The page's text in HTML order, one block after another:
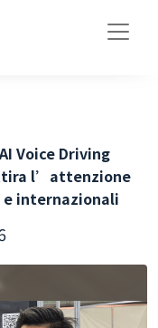
Voice Driving
l’attenzione
e internazionali